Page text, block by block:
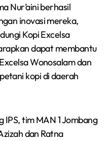
Nur’aini berhasil
inovasi mereka,
Kopi Excelsa
dapat membantu
Wonosalam dan
kopi di daerah
tim MAN 1 Jombang
dan Ratna